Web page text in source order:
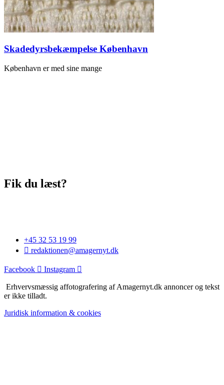
Skadedyrsbekæmpelse København
København er med sine mange
Fik du læst?
+45 32 53 19 99
redaktionen@amagernyt.dk
Facebook Instagram
Erhvervsmæssig affotografering af Amagernyt.dk annoncer og tekst
er ikke tilladt.
Juridisk information & cookies